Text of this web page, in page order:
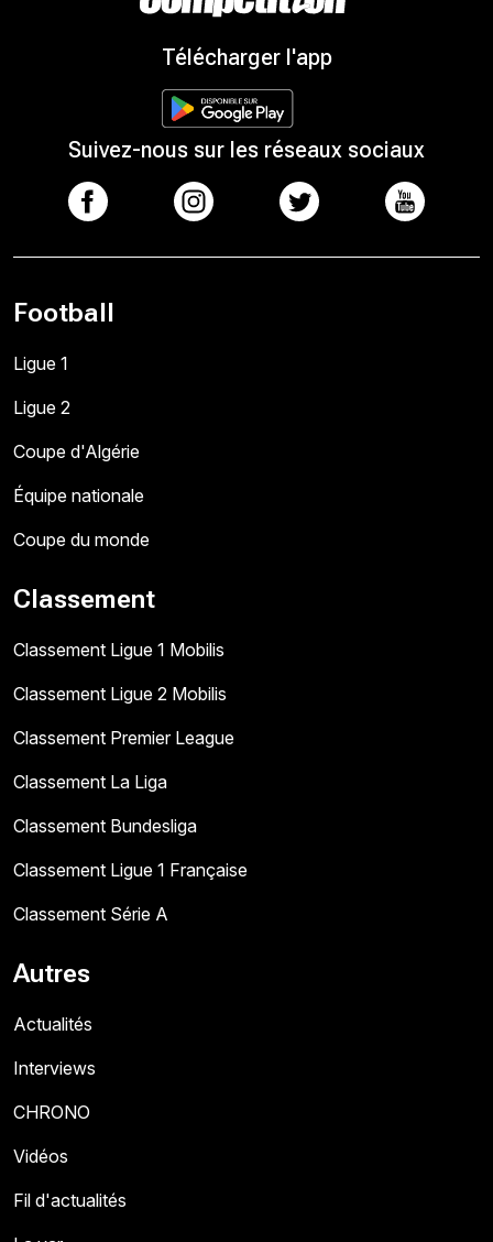
Télécharger l'app
Suivez-nous sur les réseaux sociaux
Football
Ligue 1
Ligue 2
Coupe d'Algérie
Équipe nationale
Coupe du monde
Classement
Classement Ligue 1 Mobilis
Classement Ligue 2 Mobilis
Classement Premier League
Classement La Liga
Classement Bundesliga
Classement Ligue 1 Française
Classement Série A
Autres
Actualités
Interviews
CHRONO
Vidéos
Fil d'actualités